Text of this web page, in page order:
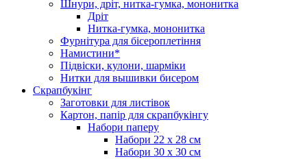
Шнури, дріт, нитка-гумка, мононитка
Дріт
Нитка-гумка, мононитка
Фурнітура для бісероплетіння
Намистини*
Підвіски, кулони, шарміки
Нитки для вышивки бисером
Скрапбукінг
Заготовки для листівок
Картон, папір для скрапбукінгу
Набори паперу
Набори 22 х 28 см
Набори 30 х 30 см